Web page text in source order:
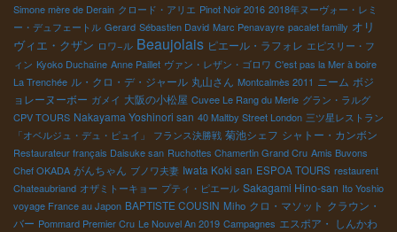
Simone mère de Derain クロード・アリエ Pinot Noir 2016 2018年ヌーヴォー・レミ
ー・デュフェートル Gerard Sébastien David Marc Penavayre pacalet familly オリ
ヴィエ・クザン ロワ−ル Beaujolais ピエール・ラフォレ エピスリー・フ
ィン Kyoko Duchaîne Anne Paillet ヴァン・レザン・ゴロワ C'est pas la Mer à boire
La Trenchée ル・クロ・デ・ジャール 丸山さん Montcalmès 2011 ニーム ボジ
ョレーヌーボー ガメイ 大阪の小松屋 Cuvee Le Rang du Merle グラン・ラルグ
CPV TOURS Nakayama Yoshinori san 40 Maltby Street London 三ツ星レストラン
「オベルジュ・デュ・ピュイ」
フランス決勝戦 菊池シェフ シャトー・カンボン
Restaurateur français Daisuke san Ruchottes Chamertin Grand Cru Amis Buvons
Chef OKADA がんちゃん ブノワ夫妻 Iwata Koki san ESPOA TOURS restaurent
Chateaubriand オザミトーキョー プティ・ピエール Sakagami Hino-san Ito Yoshio
voyage France au Japon BAPTISTE COUSIN Miho クロ・マソット クラウン・
バー Pommard Premier Cru Le Nouvel An 2019 Campagnes エスポア・ しんかわ